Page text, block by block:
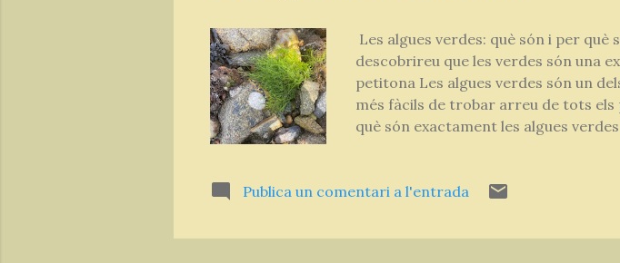
Les algues verdes: què són i per què
descobrireu que les verdes són una
petitona Les algues verdes són un
més fàcils de trobar arreu de tots
què són exactament les algues
mitjançant la fotosíntesi. Gràcies a
Enciam de mar La clorofil·la de les
Publica un comentari a l'entrada